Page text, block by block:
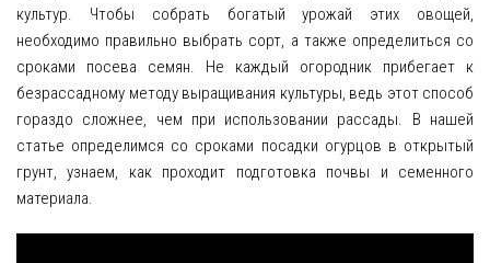
Груша
Слива
Черешня
культур. Чтобы собрать богатый урожай этих овощей,
необходимо правильно выбрать сорт, а также определиться со
сроками посева семян. Не каждый огородник прибегает к
безрассадному методу выращивания культуры, ведь этот способ
гораздо сложнее, чем при использовании рассады. В нашей
статье определимся со сроками посадки огурцов в открытый
грунт, узнаем, как проходит подготовка почвы и семенного
материала.